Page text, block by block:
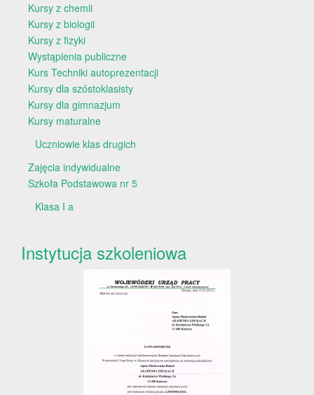
Kursy z chemii
Kursy z biologii
Kursy z fizyki
Wystąpienia publiczne
Kurs Techniki autoprezentacji
Kursy dla szóstoklasisty
Kursy dla gimnazjum
Kursy maturalne
Uczniowie klas drugich
Zajęcia indywidualne
Szkoła Podstawowa nr 5
Klasa I a
Instytucja szkoleniowa